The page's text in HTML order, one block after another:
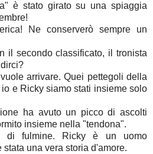
è stato girato su una spiaggia
Ne conserverò sempre un
il secondo classificato, il tronista
arrivare. Quei pettegoli della
e Ricky siamo stati insieme solo
ha avuto un picco di ascolti
insieme nella "tendona".
di fulmine. Ricky è un uomo
una vera storia d'amore.